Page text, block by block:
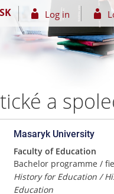
SK Log in
Masaryk University
Faculty of Education
Bachelor programme /
History for Education /
Education